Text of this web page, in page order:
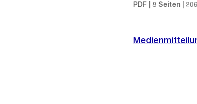
PDF | 8 Seiten |